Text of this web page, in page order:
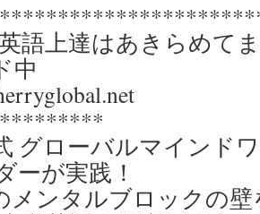
語上達はあきらめて
中
グローバルマインド
ーが実践！
メンタルブロックの壁